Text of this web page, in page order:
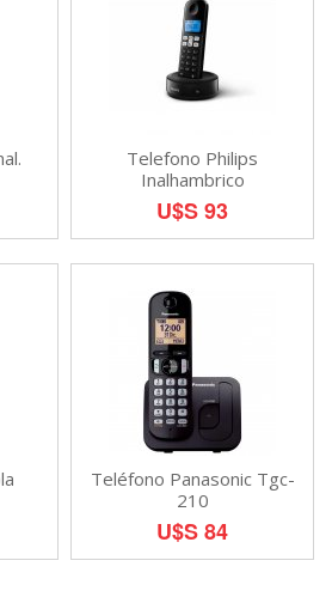
Telefono Philips
Inalhambrico
U$S 93
Teléfono Panasonic Tgc-
210
U$S 84